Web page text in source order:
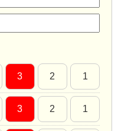
3 2 1
3 2 1